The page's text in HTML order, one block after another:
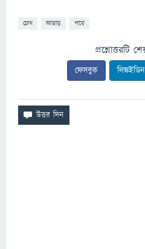
চোখ আছাড় পরে
প্রশ্নোত্তরটি
ফেসবুক লিঙ্কইডিন